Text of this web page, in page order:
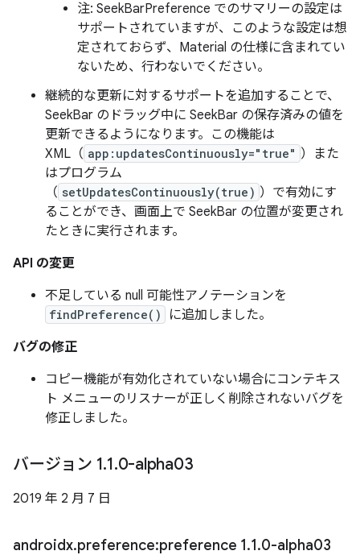
注: SeekBarPreference でのサマリーの設定は
サポートされていますが、このような設定は想
定されておらず、Material の仕様に含まれてい
ないため、行わないでください。
継続的な更新に対するサポートを追加することで、
SeekBar のドラッグ中に SeekBar の保存済みの値を
更新できるようになります。この機能は
XML（ app:updatesContinuously="true" ）また
はプログラム
（ setUpdatesContinuously(true) ）で有効にす
ることができ、画面上で SeekBar の位置が変更され
たときに実行されます。
API の変更
不足している null 可能性アノテーションを
findPreference()
に追加しました。
バグの修正
コピー機能が有効化されていない場合にコンテキス
ト メニューのリスナーが正しく削除されないバグを
修正しました。
バージョン 1.1.0-alpha03
2019 年 2 月 7 日
androidx.preference:preference 1.1.0-alpha03